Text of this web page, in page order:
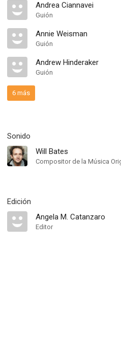
Andrea Ciannavei
Guión
Annie Weisman
Guión
Andrew Hinderaker
Guión
6 más
Sonido
Will Bates
Compositor de la Música
Edición
Angela M. Catanzaro
Editor